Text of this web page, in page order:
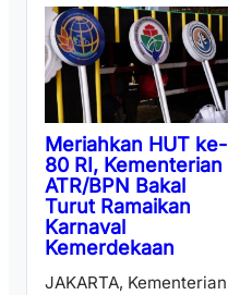
Meriahkan HUT ke-
80 RI, Kementerian
ATR/BPN Bakal
Turut Ramaikan
Karnaval
Kemerdekaan
JAKARTA, Kementerian